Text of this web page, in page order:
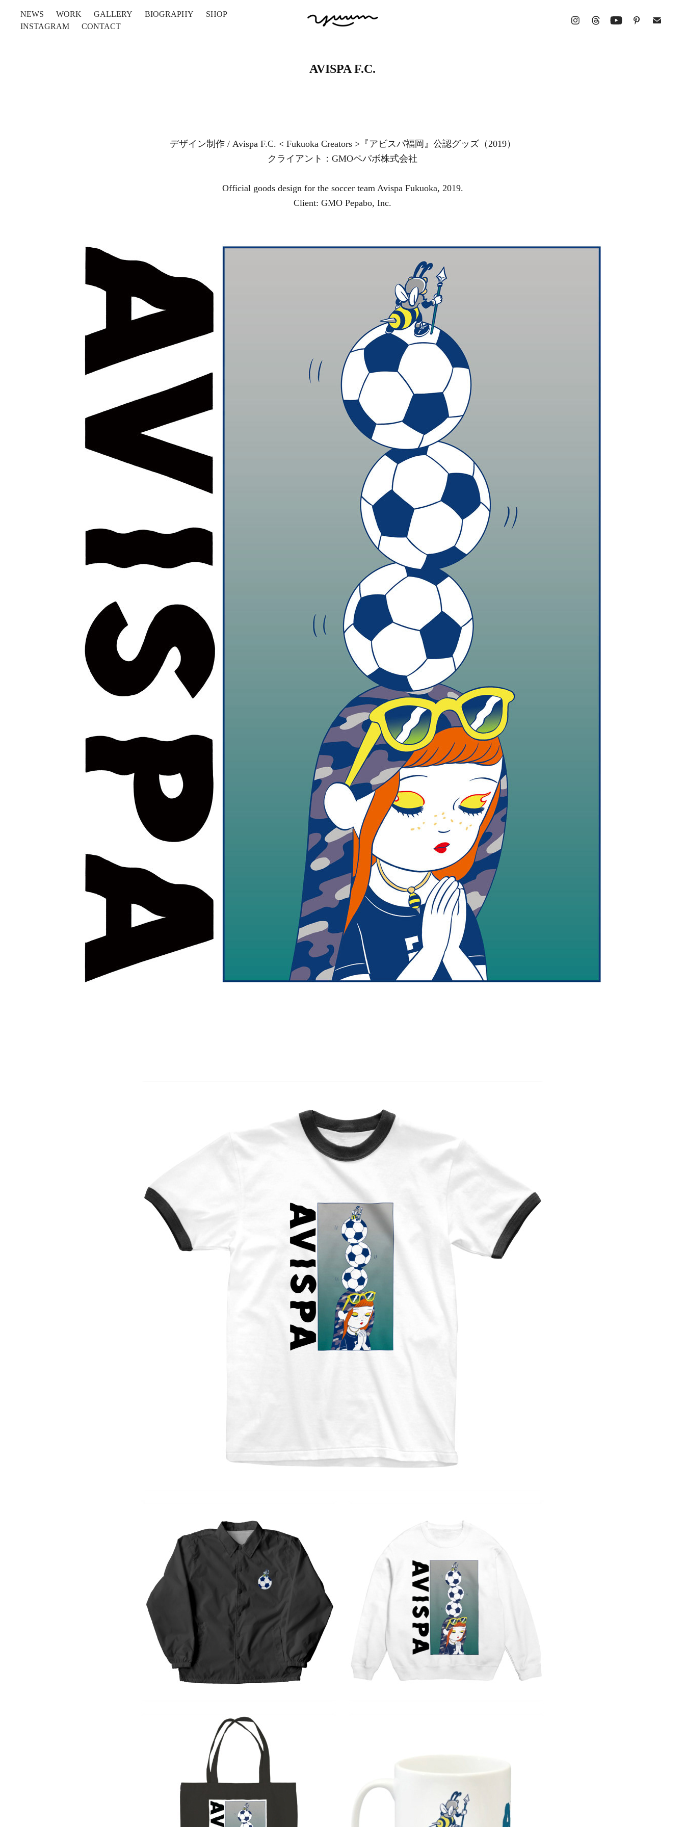
NEWS WORK GALLERY BIOGRAPHY
SHOP
INSTAGRAM
CONTACT
AVISPA F.C.
デザイン制作 / Avispa F.C. < Fukuoka Creators >『アビスパ福岡』公認グッズ（2019）
クライアント：GMOペパボ株式会社
Official goods design for the soccer team Avispa Fukuoka, 2019.
Client: GMO Pepabo, Inc.